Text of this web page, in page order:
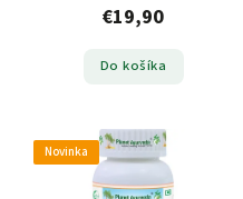
€19,90
Do košíka
Novinka